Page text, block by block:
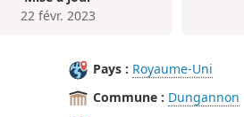
22 févr. 2023
Pays : Royaume-Uni
Commune : Dungannon